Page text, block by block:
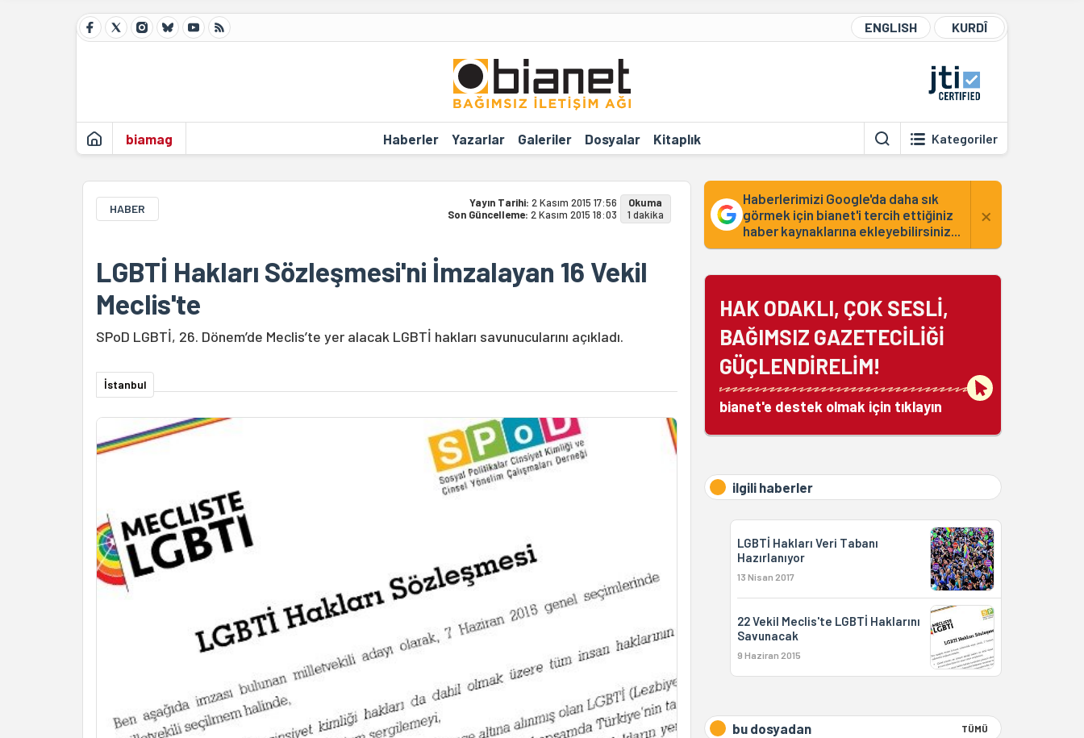
ENGLISH KURDÎ
biamag Haberler Yazarlar Galeriler Dosyalar Kitaplık Kategoriler
HABER Yayın Tarihi: 2 Kasım 2015 17:56
Son Güncelleme: 2 Kasım 2015 18:03
Okuma
1 dakika
LGBTİ Hakları Sözleşmesi'ni İmzalayan 16 Vekil
Meclis'te
SPoD LGBTİ, 26. Dönem’de Meclis’te yer alacak LGBTİ hakları savunucularını açıkladı.
İstanbul
Haberlerimizi Google'da daha sık
görmek için bianet'i tercih ettiğiniz
haber kaynaklarına ekleyebilirsiniz...
×
HAK ODAKLI, ÇOK SESLİ,
BAĞIMSIZ GAZETECİLİĞİ
GÜÇLENDİRELİM!
bianet'e destek olmak için tıklayın
ilgili haberler
LGBTİ Hakları Veri Tabanı
Hazırlanıyor
13 Nisan 2017
22 Vekil Meclis'te LGBTİ Haklarını
Savunacak
9 Haziran 2015
bu dosyadan TÜMÜ